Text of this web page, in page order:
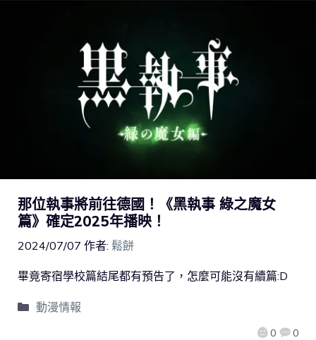
那位執事將前往德國！《黑執事 綠之魔女
篇》確定2025年播映！
2024/07/07 作者: 鬆餅
0 0
畢竟寄宿學校篇結尾都有預告了，怎麼可能沒有續篇:D
動漫情報